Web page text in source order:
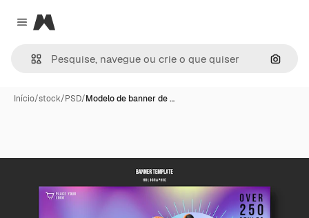
Close menu
Magnific
Início/stock/PSD/Modelo de banner de …